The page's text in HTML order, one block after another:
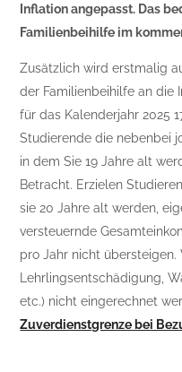
Inflation angepasst. Das
Familienbeihilfe im
Zusätzlich wird erstmalig
der Familienbeihilfe an die
für das Kalenderjahr 2025
Studierende die nebenbei
in dem Sie 19 Jahre alt
Betracht. Erzielen
sie 20 Jahre alt werden,
versteuernde
pro Jahr nicht übersteigen.
Lehrlingsentschädigung,
etc.) nicht eingerechnet
Zuverdienstgrenze bei